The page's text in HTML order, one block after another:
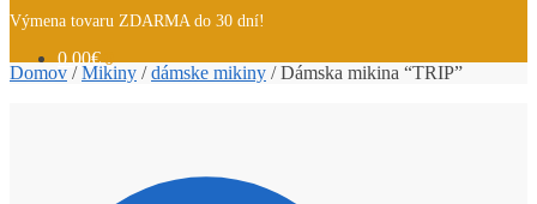
0.00€ 0
Výmena tovaru ZDARMA do 30 dní!
Domov /Mikiny /dámske mikiny /Dámska mikina “TRIP”